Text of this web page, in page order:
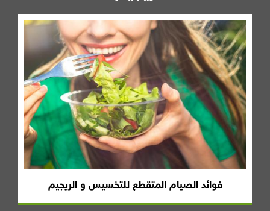
فوائد الصيام المتقطع للتخسيس و الريجيم